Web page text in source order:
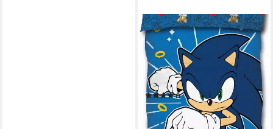
SKYBRANDS
Bettwäsche Sonic the
Hedgehog - Wende-
Bettwäsche-Set, 135x200 &
80x80, Baumwolle, 100%
Baumwolle(1)
32,99 €
lieferbar in 3 Wochen